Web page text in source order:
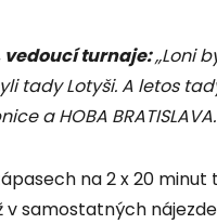
vedoucí turnaje:,,Loni
tady Lotyši. A letos
a HOBA
na 2 x 20
v samostatných